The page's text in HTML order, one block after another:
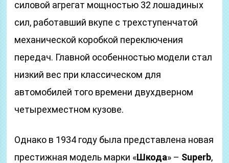
силовой агрегат мощностью 32 лошадиных
сил, работавший вкупе с трехступенчатой
механической коробкой переключения
передач. Главной особенностью модели стал
низкий вес при классическом для
автомобилей того времени двухдверном
четырехместном кузове.
Однако в 1934 году была представлена новая
престижная модель марки «Шкода» – Superb,